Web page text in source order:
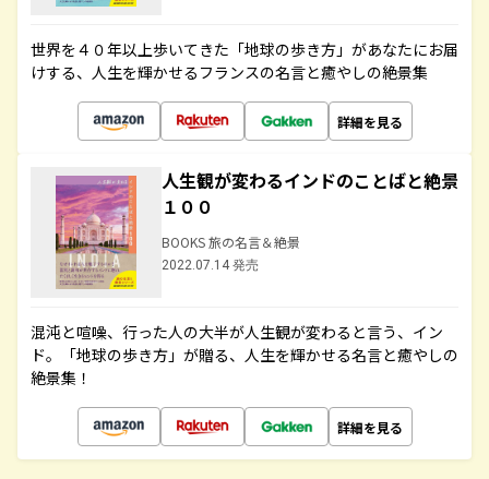
世界を４０年以上歩いてきた「地球の歩き方」があなたにお届
けする、人生を輝かせるフランスの名言と癒やしの絶景集
詳細を見る
人生観が変わるインドのことばと絶景
１００
BOOKS 旅の名言＆絶景
2022.07.14 発売
混沌と喧噪、行った人の大半が人生観が変わると言う、イン
ド。「地球の歩き方」が贈る、人生を輝かせる名言と癒やしの
絶景集！
詳細を見る